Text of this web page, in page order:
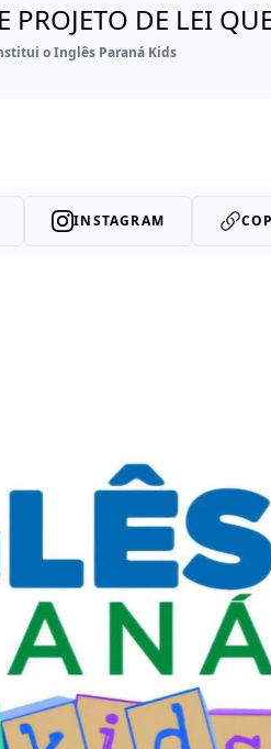
PROJETO DE LEI
o Inglês Paraná Kids
INSTAGRAM